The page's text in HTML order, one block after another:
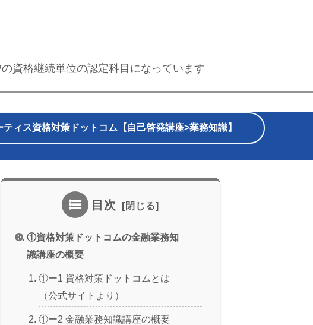
資格継続単位の認定科目になっています
ティス資格対策ドットコム【自己啓発講座>業務知識】
目次
①資格対策ドットコムの金融業務知
識講座の概要
①ー1 資格対策ドットコムとは
（公式サイトより）
①ー2 金融業務知識講座の概要